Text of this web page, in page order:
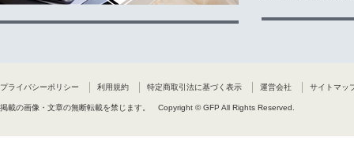
プライバシーポリシー 利用規約 特定商取引法に基づく表示 運営会社 サイトマッ
掲載の画像・文章の無断転載を禁じます。 Copyright © GFP All Rights Reserved.